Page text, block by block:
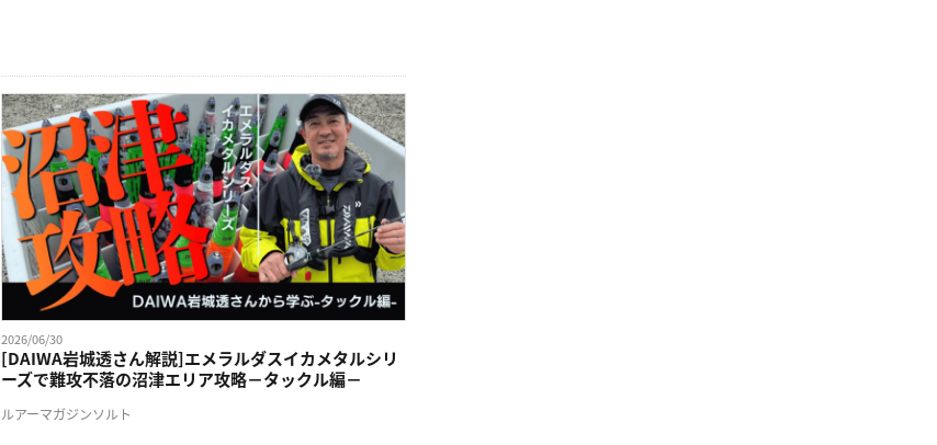
2026/06/30
[DAIWA岩城透さん解説]エメラルダスイカメタルシリ
ーズで難攻不落の沼津エリア攻略－タックル編－
ルアーマガジンソルト